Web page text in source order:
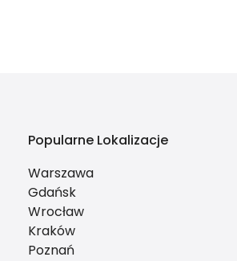
Popularne Lokalizacje
Warszawa
Gdańsk
Wrocław
Kraków
Poznań